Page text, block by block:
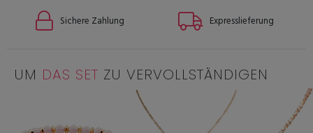
Sichere Zahlung
Expresslieferung
UM DAS SET ZU VERVOLLSTÄNDIGEN